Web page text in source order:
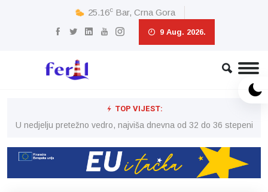
25.16c Bar, Crna Gora
9 Aug. 2026.
TOP VIJEST:
U nedjelju pretežno vedro, najviša dnevna od 32 do 36 stepeni